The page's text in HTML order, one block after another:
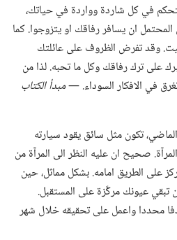
في كل شاردة وواردة في حياتك،‏
ان يسافر رفاقك او يتزوجوا.‏ كما
وقد تفرض الظروف على عائلتك
على ترك رفاقك وكل ما تحبه.‏ لذا من
في الافكار السوداء.‏ —‏مبدأ الكتاب
تكون مثل سائق يقود سيارته
صحيح ان عليه النظر الى المرآة من
على الطريق امامه.‏ بشكل مماثل،‏ حين
تبقي عيونك مركَّزة على المستقبل.‏
محددا واعمل على تحقيقه خلال شهر